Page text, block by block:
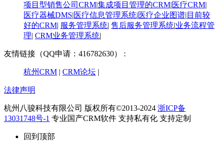
项目型销售公司CRM|集成项目管理的CRM|医疗CRM|
医疗器械DMS|医疗信息管理系统|医疗企业图谱| ​目前较
好的CRM| 服务管理系统| 售后服务管理系统|业务流程管
理| CRM业务管理系统|
友情链接（QQ申请：416782630） :
杭州CRM | CRM论坛 |
法律声明
杭州八骏科技有限公司 版权所有©2013-2024 浙ICP备
13031748号-1 专业国产CRM软件 支持私有化 支持定制
回到顶部